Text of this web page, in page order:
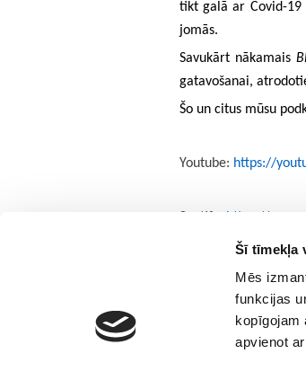
Šī tīmekļa
Mēs
funkcijas
kopīgojam
apvienot
tikt galā ar Covid-19
jomās.
Savukārt nākamais
gatavošanai,
Šo un citus mūsu
Youtube: https://
Rūpēsimies par